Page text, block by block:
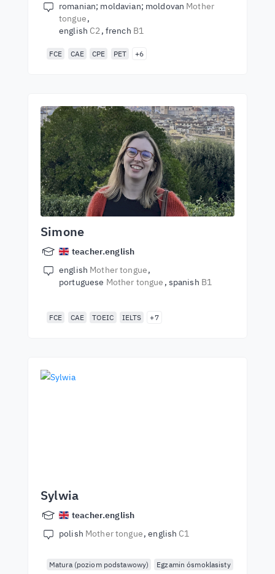
romanian; moldavian; moldovan Mother
tongue
english C2 french B1
FCE CAE CPE PET +6
Simone
teacher.english
english Mother tongue
portuguese Mother tongue spanish B1
FCE CAE TOEIC IELTS +7
Sylwia
teacher.english
polish Mother tongue english C1
Matura (poziom podstawowy)
Egzamin ósmoklasisty